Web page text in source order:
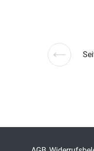
Vorherige